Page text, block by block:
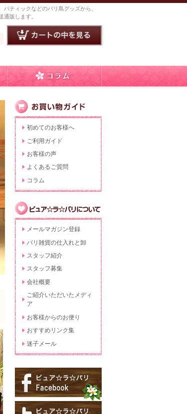
ティックなどのバリ島グッズから、
販します。
初めてのお客様へ
ご利用ガイド
お客様の声
よくあるご質問
コラム
メールマガジン登録
バリ雑貨の仕入れと卸
スタッフ紹介
スタッフ募集
会社概要
ご紹介いただいたメディ
ア
お客様からのお便り
おすすめリンク集
迷子メール